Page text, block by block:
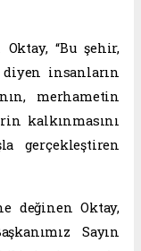
“Bu şehir,
diyen insanların
merhametin
kalkınmasını
gerçekleştiren
değinen Oktay,
Sayın